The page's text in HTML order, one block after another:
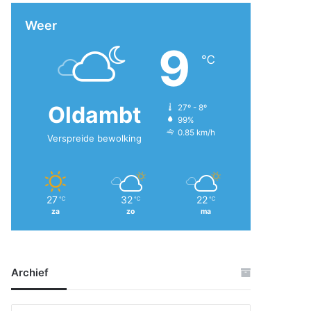
Weer
Oldambt
Verspreide bewolking
9 ℃
27º - 8º
99%
0.85 km/h
27 ℃
za
32 ℃
zo
22 ℃
ma
Archief